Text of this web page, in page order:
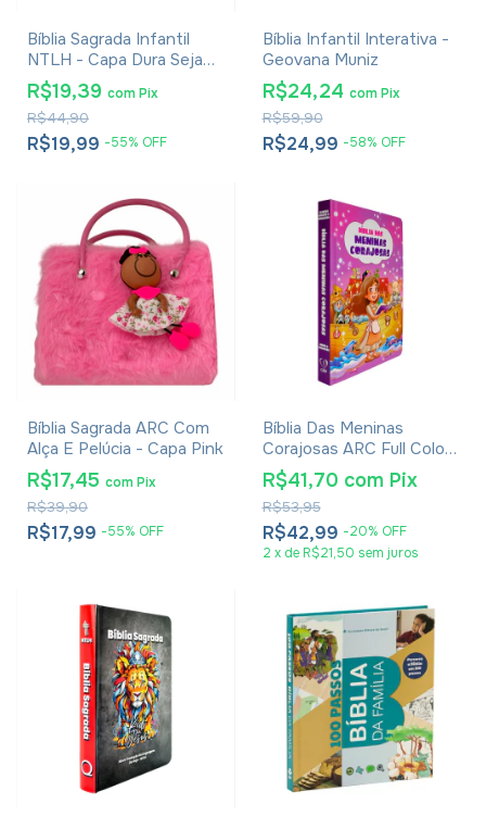
Bíblia Sagrada Infantil
NTLH - Capa Dura Seja
Forte E Corajoso
R$19,99 -55% OFF
R$44,90
R$19,39 comPix
Bíblia Infantil Interativa -
Geovana Muniz
R$24,99 -58% OFF
R$59,90
R$24,24 com Pix
Bíblia Sagrada ARC Com
Alça E Pelúcia - Capa Pink
R$17,99 -55% OFF
R$39,90
R$17,45 comPix
Bíblia Das Meninas
Corajosas ARC Full Color
Com Harpa - Capa Dura
Lilás
R$42,99 -20% OFF
R$53,95
R$41,70 com Pix
2 x de R$21,50 sem juros